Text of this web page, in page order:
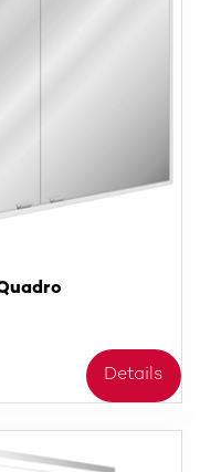
Details